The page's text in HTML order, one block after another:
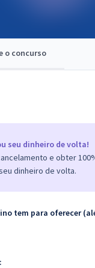
o concurso
seu dinheiro de volta!
e obter
dinheiro de volta.
tem para oferecer